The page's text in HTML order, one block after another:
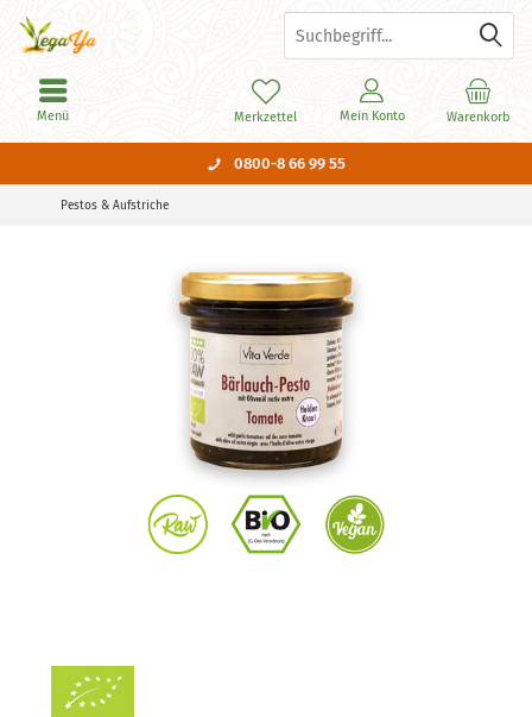
0800-8 66 99 55
Warenkorb
Merkzettel Mein Konto
Menü
Pestos & Aufstriche